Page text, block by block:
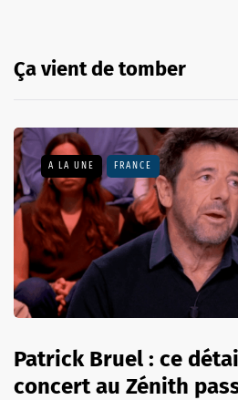
Ça vient de tomber
A LA UNE FRANCE
Patrick Bruel : ce
concert au Zénith